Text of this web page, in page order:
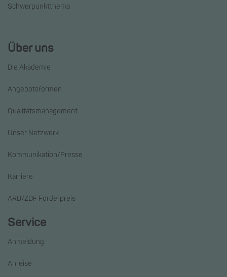
Schwerpunktthema
Über uns
Die Akademie
Angebotsformen
Qualitätsmanagement
Unser Netzwerk
Kommunikation/Presse
Karriere
ARD/ZDF Förderpreis
Service
Anmeldung
Anreise